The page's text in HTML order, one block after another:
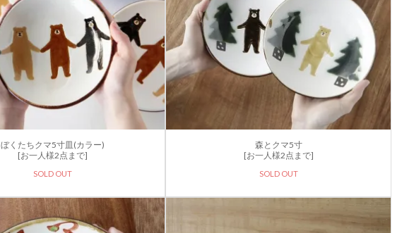
ぼくたちクマ5寸皿(カラー)
[お一人様2点まで]
SOLD OUT
森とクマ5寸
[お一人様2点まで]
SOLD OUT